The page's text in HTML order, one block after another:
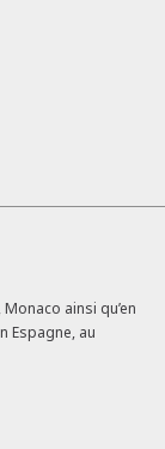
ainsi qu’en
Espagne, au